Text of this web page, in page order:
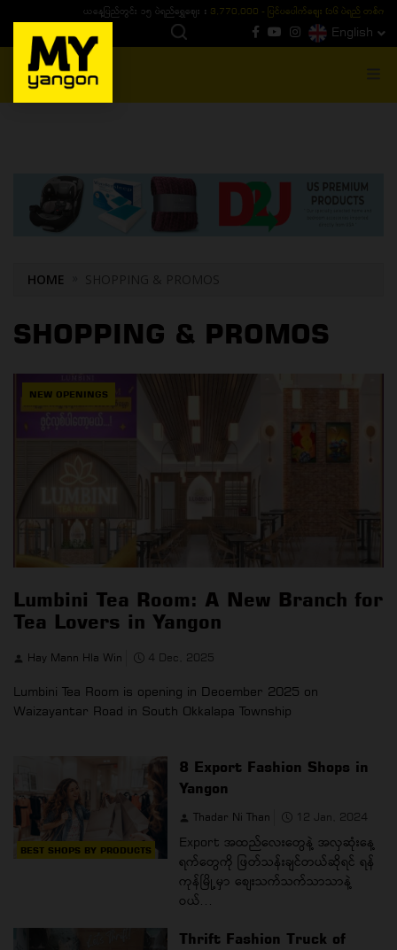
ယနေ့ပြည်တွင်း ၁၅ ပဲရည်ရွှေဈေး : 3,770,000 - ပြင်ပပေါက်စျေး (၁၆ ပဲရည် တစ်ကျပ်
English
MENU
HOME SHOPPING & PROMOS
SHOPPING & PROMOS
NEW OPENINGS
Lumbini Tea Room: A New Branch for
Tea Lovers in Yangon
Hay Mann Hla Win 4 Dec, 2025
Lumbini Tea Room is opening in December 2025 on
Waizayantar Road in South Okkalapa Township
BEST SHOPS BY PRODUCTS
8 Export Fashion Shops in
Yangon
Thadar Ni Than 12 Jan, 2024
Export အထည်လေးတွေနဲ့ အလှဆုံးနေ့
ရက်တွေကို ဖြတ်သန်းချင်တယ်ဆိုရင် ရန်
ကုန်မြို့မှာ စျေးသက်သက်သာသာနဲ့
ဝယ်...
Thrift Fashion Truck of